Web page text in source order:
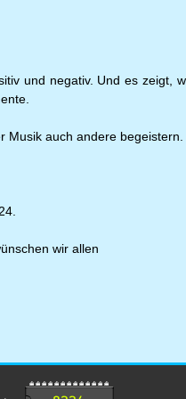
und negativ. Und es zeigt,
Musik auch andere begeistern.
wir allen